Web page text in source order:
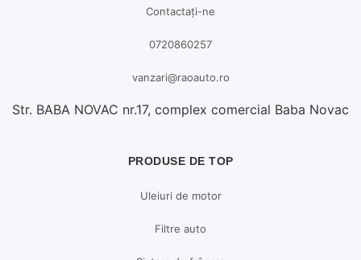
Contactați-ne
0720860257
vanzari@raoauto.ro
Str. BABA NOVAC nr.17, complex comercial Baba Novac
PRODUSE DE TOP
Uleiuri de motor
Filtre auto